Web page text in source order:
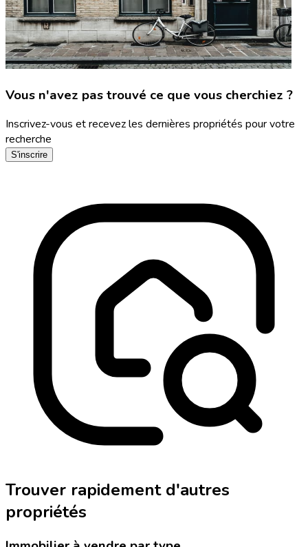
Vous n'avez pas trouvé ce que vous cherchiez ?
Inscrivez-vous et recevez les dernières propriétés pour votre
recherche
S'inscrire
Trouver rapidement d'autres
propriétés